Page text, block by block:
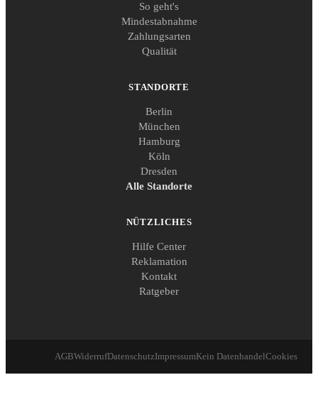
So geht's
Mindestabnahme
Zahlungsarten
Qualität
STANDORTE
Berlin
München
Hamburg
Köln
Dresden
Alle Standorte
NÜTZLICHES
Hilfe Center
Reklamation
Kontakt
Ratgeber
AGBWiderrufDatenschutzImpressumKein DatenhandelCookies